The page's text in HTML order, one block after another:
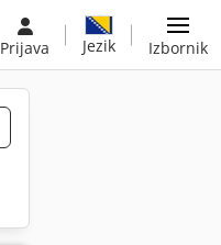
Prijava Jezik Izbornik